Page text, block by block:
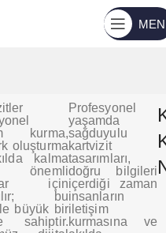
kurma,
oluşturma
kalma
önemli
için
bu
büyük bir
sahiptir.
Profesyonel
yaşamda
sağduyulu
kartvizit
tasarımları,
doğru bilgileri
içerdiği zaman
insanların
iletişim
kurmasına ve